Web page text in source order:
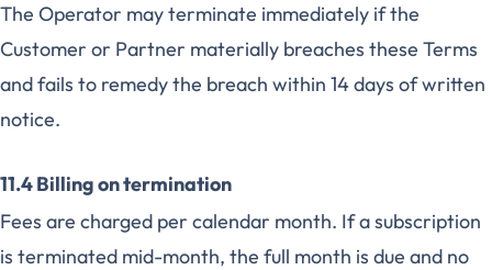
The Operator may terminate immediately if the
Customer or Partner materially breaches these Terms
and fails to remedy the breach within 14 days of written
notice.
11.4 Billing on termination
Fees are charged per calendar month. If a subscription
is terminated mid-month, the full month is due and no